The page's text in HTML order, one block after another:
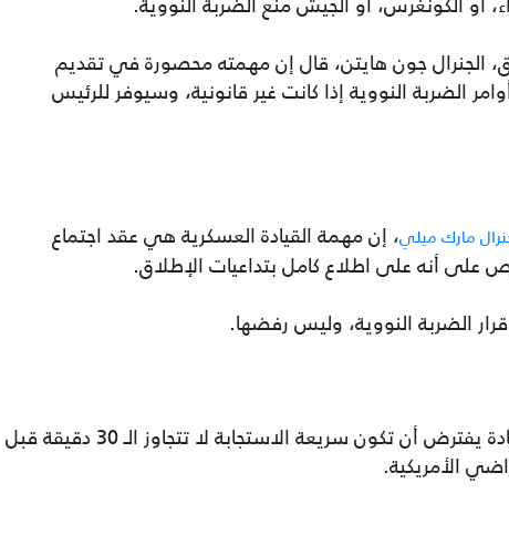
الجنرال جون هايتن، قال إن مهمته محصورة في تقديم
النووية إذا كانت غير قانونية، وسيوفر للرئيس
مارك ميلي، إن مهمة القيادة العسكرية هي عقد اجتماع
على أنه على اطلاع كامل بتداعيات الإطلاق.
الضربة النووية، وليس رفضها.
تمر عملية إطلاق السلاح النووي، بسلسلة قيادة يفترض أن تكون سريعة الاستجابة لا تتجاوز الـ 30 دقيقة قبل
الأمريكية.